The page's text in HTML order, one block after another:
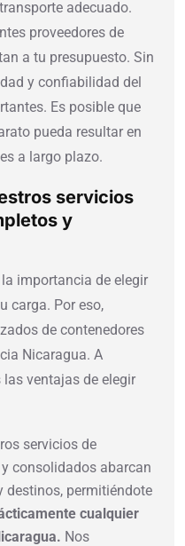
adecuado.
proveedores de
a tu presupuesto. Sin
y confiabilidad del
Es posible que
pueda resultar en
a largo plazo.
servicios
y
importancia de elegir
carga. Por eso,
de contenedores
Nicaragua. A
ventajas de elegir
servicios de
consolidados abarcan
destinos, permitiéndote
cualquier
Nos